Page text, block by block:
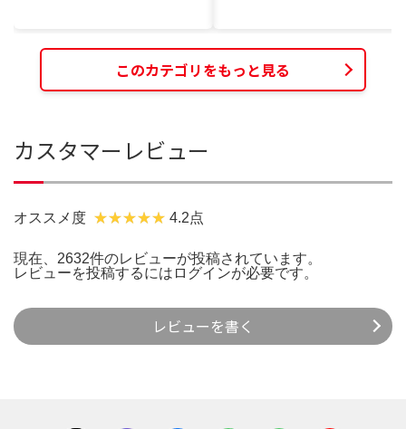
このカテゴリをもっと見る
カスタマーレビュー
オススメ度 4.2点
現在、2632件のレビューが投稿されています。
レビューを投稿するには ログインが必要です。
レビューを書く